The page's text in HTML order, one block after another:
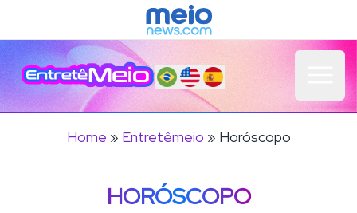
Home » Entretêmeio » Horóscopo
HORÓSCOPO